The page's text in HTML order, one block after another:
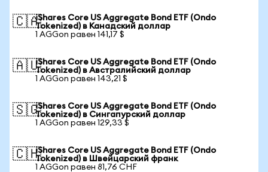
🇨🇦iShares Core US Aggregate Bond ETF (Ondo
Tokenized) в Канадский доллар
1 AGGon равен 141,17 $
🇦🇺iShares Core US Aggregate Bond ETF (Ondo
Tokenized) в Австралийский доллар
1 AGGon равен 143,21 $
🇸🇬iShares Core US Aggregate Bond ETF (Ondo
Tokenized) в Сингапурский доллар
1 AGGon равен 129,33 $
🇨🇭iShares Core US Aggregate Bond ETF (Ondo
Tokenized) в Швейцарский франк
1 AGGon равен 81,76 CHF